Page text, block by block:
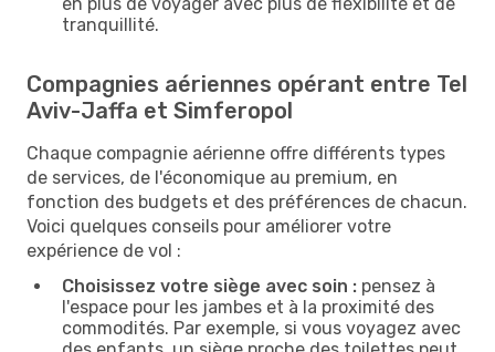
tranquillité.
Compagnies aériennes opérant entre Tel
Aviv-Jaffa et Simferopol
Chaque compagnie aérienne offre différents types
de services, de l'économique au premium, en
fonction des budgets et des préférences de chacun.
Voici quelques conseils pour améliorer votre
expérience de vol :
Choisissez votre siège avec soin : pensez à
l'espace pour les jambes et à la proximité des
commodités. Par exemple, si vous voyagez avec